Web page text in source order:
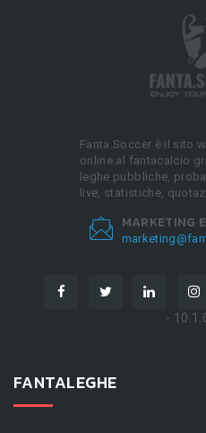
Fanta.Soccer è il sito
online al fantacalcio
leghe pubbliche,
live, statistiche,
MARKETING
-
FANTALEGHE